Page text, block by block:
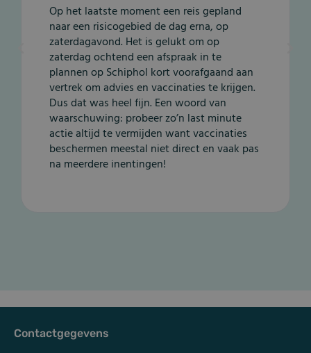
Op het laatste moment een reis gepland
naar een risicogebied de dag erna, op
zaterdagavond. Het is gelukt om op
zaterdag ochtend een afspraak in te
plannen op Schiphol kort voorafgaand aan
vertrek om advies en vaccinaties te krijgen.
Dus dat was heel fijn. Een woord van
waarschuwing: probeer zo’n last minute
actie altijd te vermijden want vaccinaties
beschermen meestal niet direct en vaak pas
na meerdere inentingen!
Contactgegevens